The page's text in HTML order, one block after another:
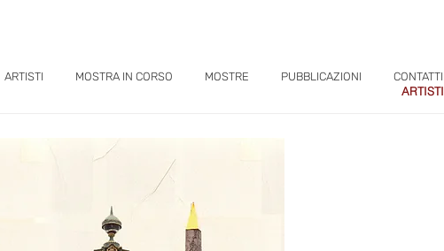
ARTISTI MOSTRA IN CORSO MOSTRE PUBBLICAZIONI
CONTATTI
ARTISTI